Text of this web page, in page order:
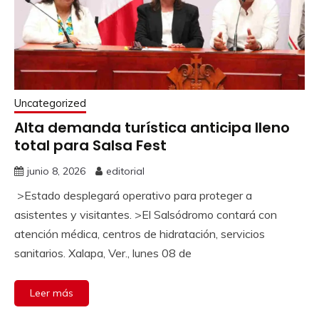
Uncategorized
Alta demanda turística anticipa lleno
total para Salsa Fest
junio 8, 2026 editorial
>Estado desplegará operativo para proteger a
asistentes y visitantes. >El Salsódromo contará con
atención médica, centros de hidratación, servicios
sanitarios. Xalapa, Ver., lunes 08 de
Leer más